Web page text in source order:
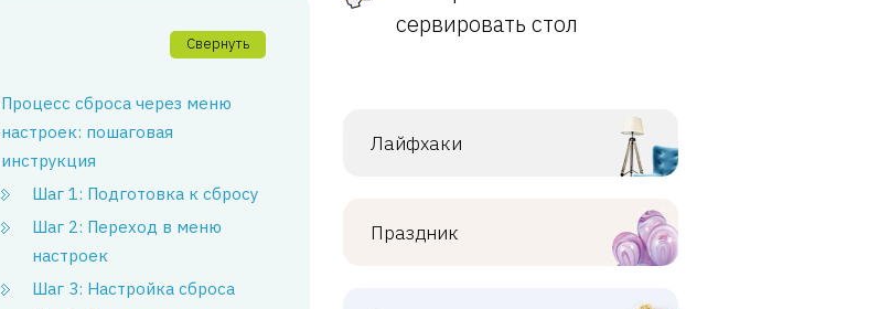
Свернуть
Процесс сброса через меню
настроек: пошаговая
инструкция
Шаг 1: Подготовка к сбросу
Шаг 2: Переход в меню
настроек
Шаг 3: Настройка сброса
сервировать стол
Лайфхаки
Праздник